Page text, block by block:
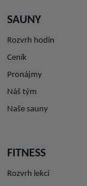
SAUNY
Rozvrh hodin
Ceník
Pronájmy
Náš tým
Naše sauny
FITNESS
Rozvrh lekcí